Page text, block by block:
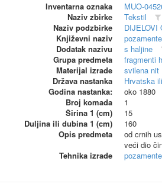
Inventarna oznaka
MUO-
Naziv zbirke
Tekstil
Naziv podzbirke
DIJELOVI
Književni naziv
Dodatak nazivu
s haljine
Grupa predmeta
fragmenti
Materijal izrade
svilena nit
Država nastanka
Hrvatska
Godina nastanka:
oko 1880
Broj komada
1
Širina 1 (cm)
15
Duljina ili dubina 1 (cm)
160
Opis predmeta
od crnih
veći dio
Tehnika izrade